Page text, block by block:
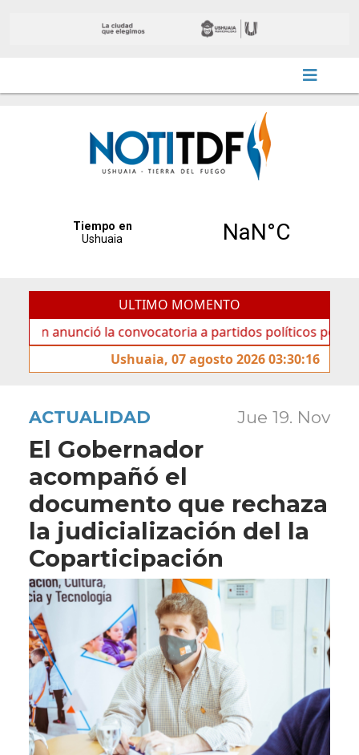
ULTIMO MOMENTO
anunció la convocatoria a partidos políticos por «ficha
Ushuaia, 07 agosto 2026 03:30:16
ACTUALIDAD Jue 19. Nov
El Gobernador
acompañó el
documento que rechaza
la judicialización del la
Coparticipación